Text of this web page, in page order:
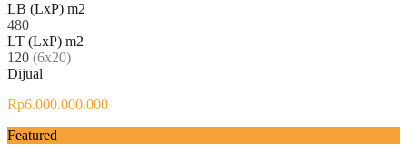
LB (LxP) m2
480
LT (LxP) m2
120 (6x20)
Dijual
Rp6.000.000.000
Featured